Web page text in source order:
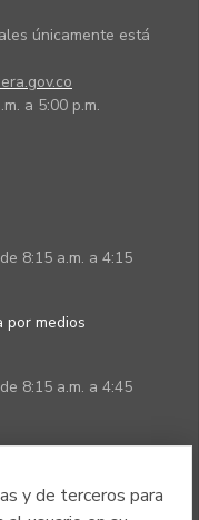
y de terceros para
únicamente está
a 5:00 p.m.
8:15 a.m. a 4:15
por medios
8:15 a.m. a 4:45